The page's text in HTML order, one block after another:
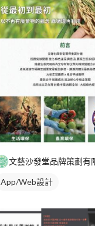
文藝沙發堂品牌策劃有
App/Web設計